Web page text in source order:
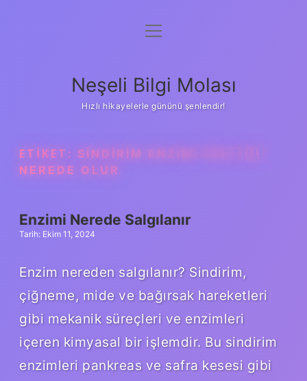
Anasayfa
Yasal Uyarı
menüyü
Neşeli Bilgi Molası
Hızlı hikayelerle gününü şenlendir!
ETIKET: SINDIRIM ENZIMI ÜRETIMI
NEREDE OLUR
Enzimi Nerede Salgılanır
Tarih: Ekim 11, 2024
Enzim nereden salgılanır? Sindirim,
çiğneme, mide ve bağırsak hareketleri
gibi mekanik süreçleri ve enzimleri
içeren kimyasal bir işlemdir. Bu sindirim
enzimleri pankreas ve safra kesesi gibi